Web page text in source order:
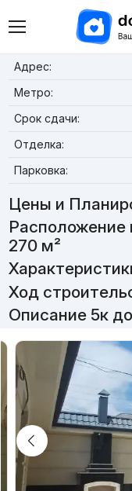
Адрес:
Метро:
Срок сдачи:
Отделка:
Парковка:
Цены и
Расположение
270 м²
Ход
Описание 5к